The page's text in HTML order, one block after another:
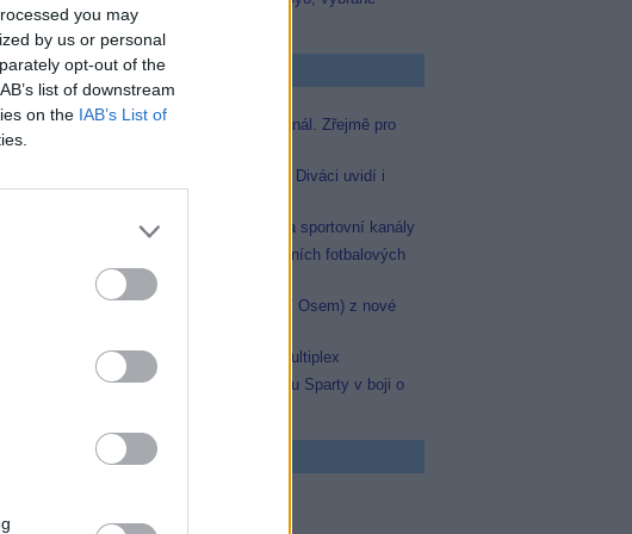
you may
by us or personal
opt-out of the
list of downstream
on the IAB’s List of
zápasy na TV Dajto
Top Zprávičky
Skylink spustil nový Test kanál. Zřejmě pro
Oneplay zařadí Prima sport. Diváci uvidí i
AMC získala licence pro dva sportovní kanály
JOJka přinese porci atraktivních fotbalových
zápasů
Skylink: Slovenská TV8 (TV Osem) z nové
Operátor Du převzal další multiplex
Prima sport odvysílá i odvetu Sparty v boji o
TV program